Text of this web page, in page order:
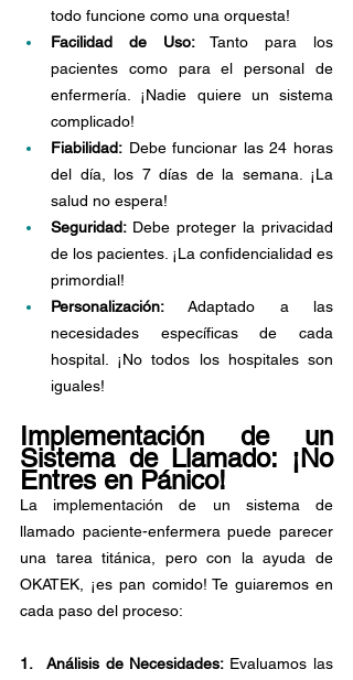
todo funcione como una orquesta!
Facilidad de Uso: Tanto para los
pacientes como para el personal de
enfermería. ¡Nadie quiere un sistema
complicado!
Fiabilidad: Debe funcionar las 24 horas
del día, los 7 días de la semana. ¡La
salud no espera!
Seguridad: Debe proteger la privacidad
de los pacientes. ¡La confidencialidad es
primordial!
Personalización: Adaptado a las
necesidades específicas de cada
hospital. ¡No todos los hospitales son
iguales!
Implementación de un
Sistema de Llamado: ¡No
Entres en Pánico!
La implementación de un sistema de
llamado paciente-enfermera puede parecer
una tarea titánica, pero con la ayuda de
OKATEK, ¡es pan comido! Te guiaremos en
cada paso del proceso:
1.  Análisis de Necesidades: Evaluamos las